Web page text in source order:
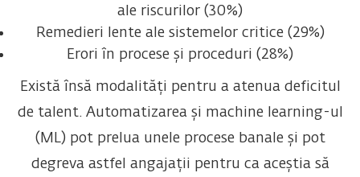
ale riscurilor (30%)
Remedieri lente ale sistemelor critice (29%)
Erori în procese și proceduri (28%)
Există însă modalități pentru a atenua deficitul
de talent. Automatizarea și machine learning-ul
(ML) pot prelua unele procese banale și pot
degreva astfel angajații pentru ca aceștia să